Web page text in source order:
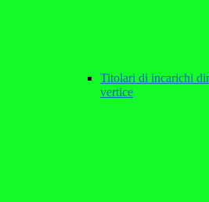
Titolari di incarichi
vertice